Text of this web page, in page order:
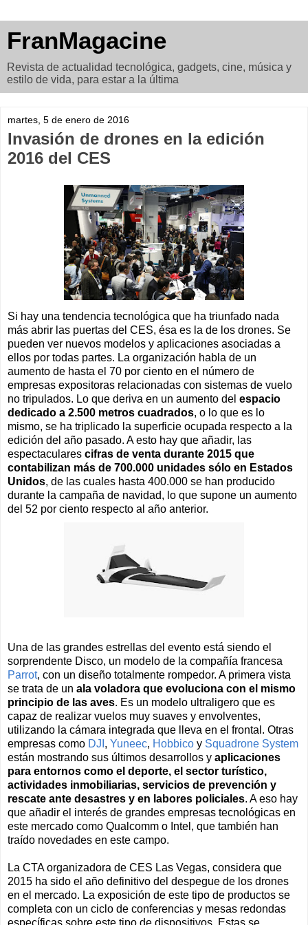
FranMagacine
Revista de actualidad tecnológica, gadgets, cine, música y
estilo de vida, para estar a la última
martes, 5 de enero de 2016
Invasión de drones en la edición
2016 del CES
Si hay una tendencia tecnológica que ha triunfado nada
más abrir las puertas del CES, ésa es la de los drones. Se
pueden ver nuevos modelos y aplicaciones asociadas a
ellos por todas partes. La organización habla de un
aumento de hasta el 70 por ciento en el número de
empresas expositoras relacionadas con sistemas de vuelo
no tripulados. Lo que deriva en un aumento del espacio
dedicado a 2.500 metros cuadrados, o lo que es lo
mismo, se ha triplicado la superficie ocupada respecto a la
edición del año pasado. A esto hay que añadir, las
espectaculares cifras de venta durante 2015 que
contabilizan más de 700.000 unidades sólo en Estados
Unidos, de las cuales hasta 400.000 se han producido
durante la campaña de navidad, lo que supone un aumento
del 52 por ciento respecto al año anterior.
Una de las grandes estrellas del evento está siendo el
sorprendente Disco, un modelo de la compañía francesa
Parrot, con un diseño totalmente rompedor. A primera vista
se trata de un ala voladora que evoluciona con el mismo
principio de las aves. Es un modelo ultraligero que es
capaz de realizar vuelos muy suaves y envolventes,
utilizando la cámara integrada que lleva en el frontal. Otras
empresas como DJI , Yuneec, Hobbico y Squadrone System
están mostrando sus últimos desarrollos y aplicaciones
para entornos como el deporte, el sector turístico,
actividades inmobiliarias, servicios de prevención y
rescate ante desastres y en labores policiales. A eso hay
que añadir el interés de grandes empresas tecnológicas en
este mercado como Qualcomm o Intel, que también han
traído novedades en este campo.
La CTA organizadora de CES Las Vegas, considera que
2015 ha sido el año definitivo del despegue de los drones
en el mercado. La exposición de este tipo de productos se
completa con un ciclo de conferencias y mesas redondas
específicas sobre este tipo de dispositivos. Estas se